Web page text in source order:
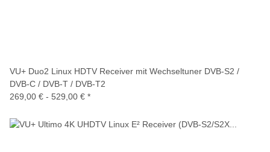
VU+ Duo2 Linux HDTV Receiver mit Wechseltuner DVB-S2 /
DVB-C / DVB-T / DVB-T2
269,00 € - 529,00 € *